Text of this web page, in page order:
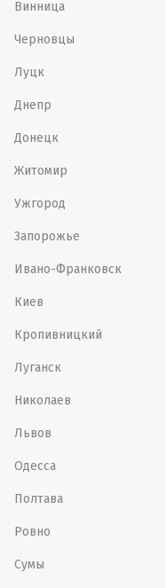
Винница
Черновцы
Луцк
Днепр
Донецк
Житомир
Ужгород
Запорожье
Ивано-Франковск
Киев
Кропивницкий
Луганск
Николаев
Львов
Одесса
Полтава
Ровно
Сумы